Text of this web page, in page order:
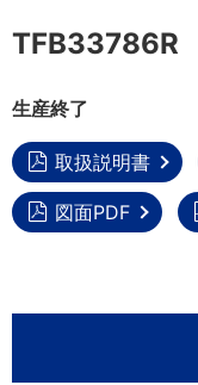
TFB33786R
生産終了
取扱説明書
図面PDF